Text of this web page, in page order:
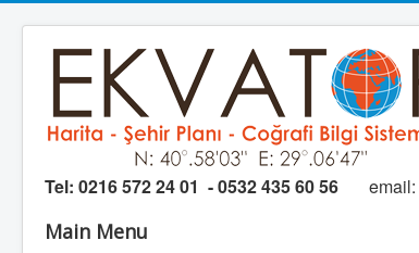
Tel: 0216 572 24 01 - 0532 435 60 56 email:
Main Menu